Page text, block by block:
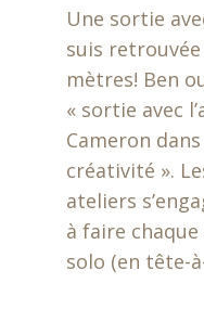
Une sortie
suis
mètres! Ben
« sortie avec
Cameron
créativité ».
ateliers
à faire
solo (en tête-